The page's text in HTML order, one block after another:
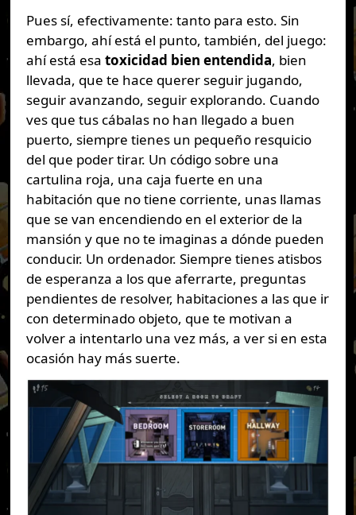
Pues sí, efectivamente: tanto para esto. Sin
embargo, ahí está el punto, también, del juego:
ahí está esa toxicidad bien entendida, bien
llevada, que te hace querer seguir jugando,
seguir avanzando, seguir explorando. Cuando
ves que tus cábalas no han llegado a buen
puerto, siempre tienes un pequeño resquicio
del que poder tirar. Un código sobre una
cartulina roja, una caja fuerte en una
habitación que no tiene corriente, unas llamas
que se van encendiendo en el exterior de la
mansión y que no te imaginas a dónde pueden
conducir. Un ordenador. Siempre tienes atisbos
de esperanza a los que aferrarte, preguntas
pendientes de resolver, habitaciones a las que ir
con determinado objeto, que te motivan a
volver a intentarlo una vez más, a ver si en esta
ocasión hay más suerte.